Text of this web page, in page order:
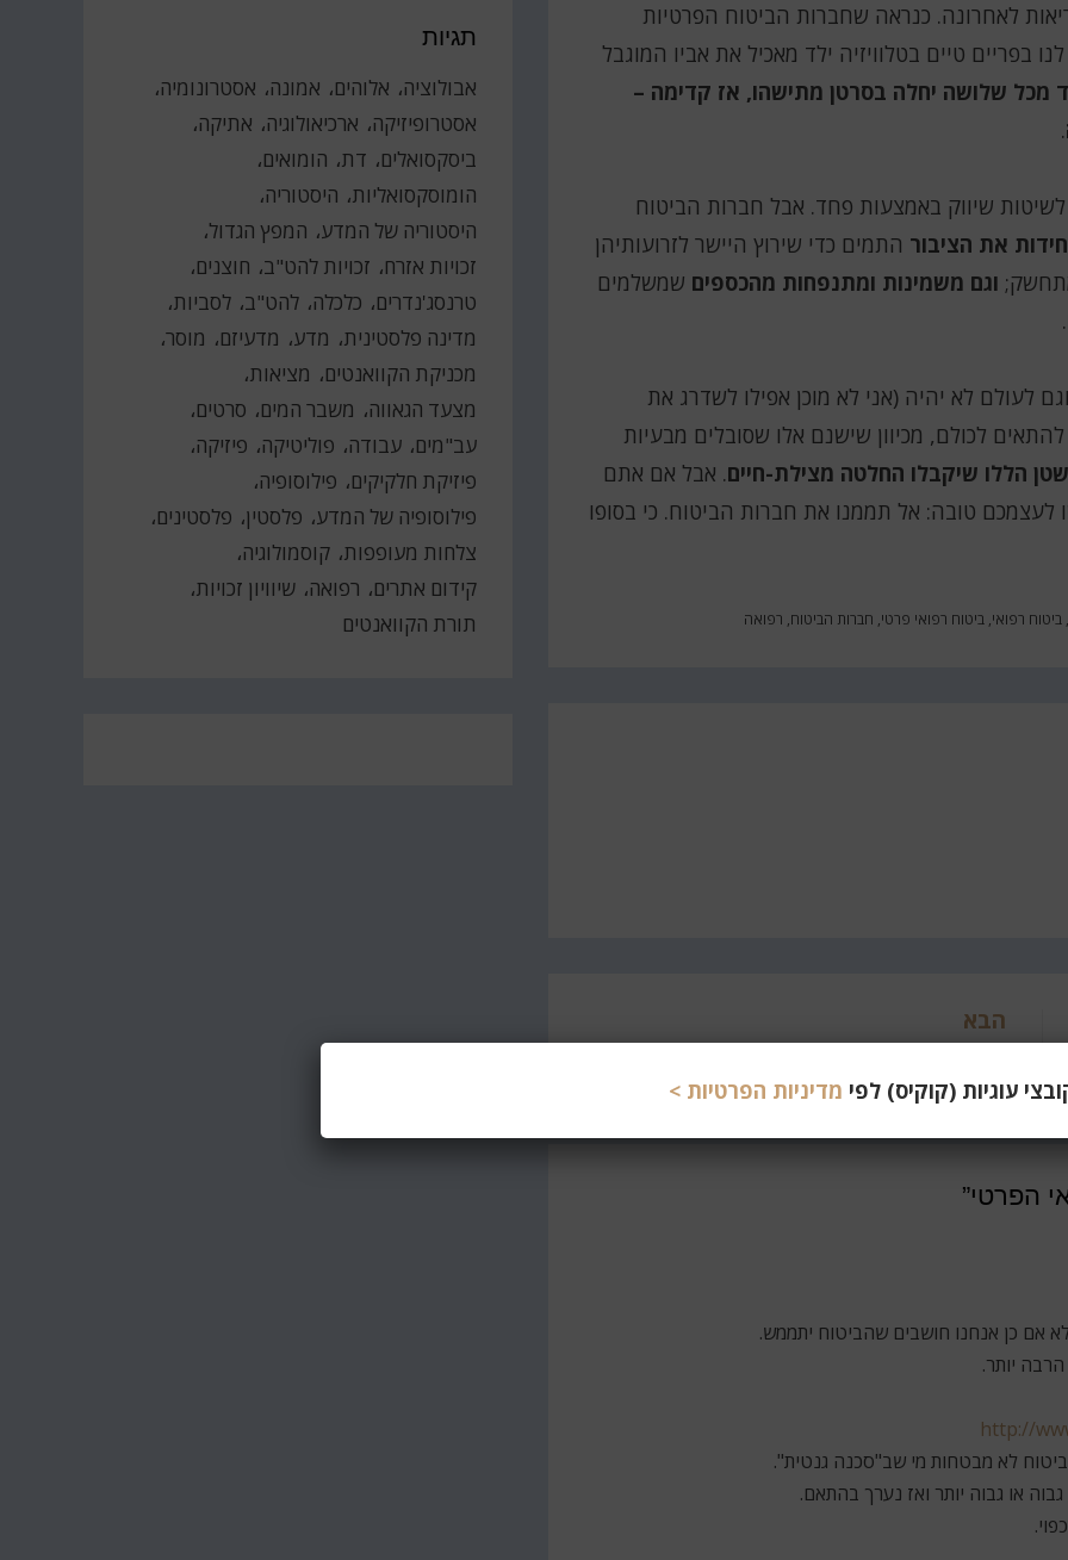
לאחרונה. כנראה שחברות הביטוח הפרטיות
בפריים טיים בטלוויזיה ילד מאכיל את אביו המוגבל
מכל שלושה יחלה בסרטן מתישהו, אז קדימה –
.
לשיטות שיווק באמצעות פחד. אבל חברות הביטוח
את הציבור התמים כדי שירוץ היישר לזרועותיהן
וגם משמינות ומתנפחות מהכספים שמשלמים
לעולם לא יהיה (אני לא מוכן אפילו לשדרג את
לכולם, מכיוון שישנם אלו שסובלים מבעיות
הללו שיקבלו החלטה מצילת-חיים. אבל אם אתם
טובה: אל תממנו את חברות הביטוח. כי בסופו
,ביטוח רפואי,ביטוח רפואי פרטי, חברות הביטוח, רפואה
הבא
אם כן אנחנו חושבים שהביטוח יתממש.
הרבה יותר.
http://
לא מבטחות מי שב"סכנה גנטית".
או גבוה יותר ואז נערך בהתאם.
תגיות
אבולוציה אלוהים אמונה
אסטרונומיה
אסטרופיזיקה
ארכיאולוגיה
אתיקה
ביסקסואלים
דת הומואים
הומוסקסואליות היסטוריה
היסטוריה של המדע המפץ הגדול
זכויות אזרח
זכויות להט"ב חוצנים
טרנסג'נדרים
כלכלה להט"ב לסביות
מדינה פלסטינית
מדע מדעיזם
מוסר
מכניקת הקוואנטים
מציאות
מצעד הגאווה
משבר המים
סרטים
עב"מים עבודה פוליטיקה
פיזיקה
פיזיקת חלקיקים
פילוסופיה
פילוסופיה של המדע פלסטין פלסטינים
צלחות מעופפות קוסמולוגיה
קידום אתרים
רפואה שיוויון זכויות
תורת הקוואנטים
עוגיות (קוקיס) לפי מדיניות הפרטיות >